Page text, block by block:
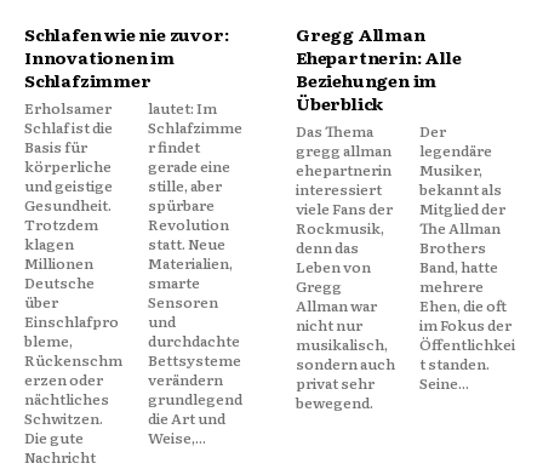
Schlafen wie nie zuvor:
Innovationen im
Schlafzimmer
Erholsamer
Schlaf ist die
Basis für
körperliche
und geistige
Gesundheit.
Trotzdem
klagen
Millionen
Deutsche
über
Einschlafpro
bleme,
Rückenschm
erzen oder
nächtliches
Schwitzen.
Die gute
Nachricht
lautet: Im
Schlafzimme
r findet
gerade eine
stille, aber
spürbare
Revolution
statt. Neue
Materialien,
smarte
Sensoren
und
durchdachte
Bettsysteme
verändern
grundlegend
die Art und
Weise,...
Gregg Allman
Ehepartnerin: Alle
Beziehungen im
Überblick
Das Thema
gregg allman
ehepartnerin
interessiert
viele Fans der
Rockmusik,
denn das
Leben von
Gregg
Allman war
nicht nur
musikalisch,
sondern auch
privat sehr
bewegend.
Der
legendäre
Musiker,
bekannt als
Mitglied der
The Allman
Brothers
Band, hatte
mehrere
Ehen, die oft
im Fokus der
Öffentlichkei
t standen.
Seine...